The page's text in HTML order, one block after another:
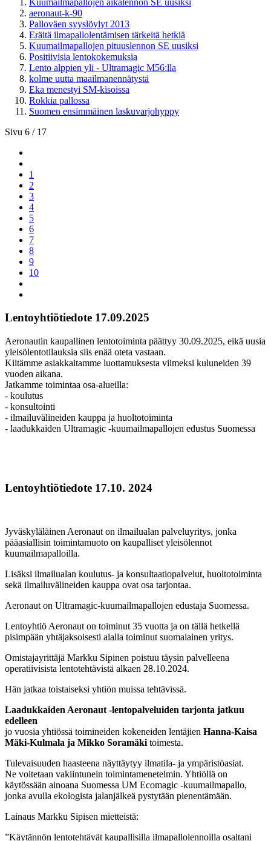
aeronaut-k-90
Palloväen syyslöylyt 2013
Eräitä ilmapallolentämisen tärkeitä hetkiä
Kuumailmapallojen pituuslennon SE uusiksi
Positiivisia lentokokemuksia
Lento alppien yli - Ultramagic M56:lla
kolme uutta maailmanennätystä
Eka menestyi SM-kisoissa
Rokkia pallossa
Suomen ensimmäinen laskuvarjohyppy
Sivu 6 / 17
1
2
3
4
5
6
7
8
9
10
Lentoyhtiötiedote 17.09.2025
Aeronautin kaupallinen lentotoiminta päättyy 30.09.2025, eikä uusia
yleisölentotilauksia siis enää oteta vastaan.
Kiitämme asiakkaitamme luottamuksesta viimeksi kuluneiden 39
vuoden aikana.
Jatkamme toimintaa osa-alueilla:
- koulutus
- konsultointi
- ilmailuvälineiden kauppa ja huoltotoiminta
- laadukkaiden Ultramagic -kuumailmapallojen edustus Suomessa
Lentoyhtiötiedote 17.10. 2024
Jyväskyläläinen Aeronaut on ilmailualan palveluyritys, jonka
pääasiallisin toimintamuoto on kaupalliset yleisölennot
kuumailmapalloilla.
Lisäksi ilmailualan koulutus- ja konsultaatiopalvelut, huoltotoiminta
sekä ilmailuvälineiden kauppa ovat osa tarjontaa.
Aeronaut on Ultramagic-kuumailmapallojen edustaja Suomessa.
Lentoyhtiö Aeronaut on toiminut 35 vuotta ja on tällä hetkellä
pisimpään yhtäjaksoisesti alalla toiminut suomalainen yritys.
Omistajayrittäjä Markku Sipinen poistuu täysin palvelleena
operatiivisista lentotehtävistä alkaen 28.10.2024.
Hän jatkaa toistaiseksi yhtiön muissa tehtävissä.
Laadukkaiden Aeronaut -lentopalveluiden tarjonta jatkuu
edelleen
jo vuosia yhtiössä toimineiden kokeneiden lentäjien Hanna-Kaisa
Mäki-Kulmala ja Mikko Soramäki toimesta.
Tulevaisuuden haasteena näyttäytyy ilmatila- ja ympäristöasiat.
Ne voitetaan vakiintunein toimintamenetelmin. Yhtiöllä on
käytössään ainoana Suomessa UM Ecomagic -kuumailmapallo,
jonka avulla ekologista jalanjälkeä pystytään pienentämään.
Lainaus Markku Sipisen mietteistä:
”Käytännön lentotehtävät kaupallisilla ilmapallolennoilla osaltani